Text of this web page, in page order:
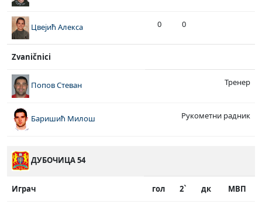
Цвејић Алекса 0 0
Zvaničnici
Попов Стеван Тренер
Баришић Милош Рукометни радник
ДУБОЧИЦА 54
Играч гол 2` дк МВП